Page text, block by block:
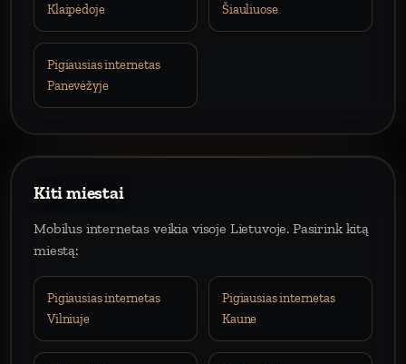
Klaipėdoje
Šiauliuose
Pigiausias internetas
Panevėžyje
Kiti miestai
Mobilus internetas veikia visoje Lietuvoje. Pasirink kitą
miestą:
Pigiausias internetas
Vilniuje
Pigiausias internetas
Kaune